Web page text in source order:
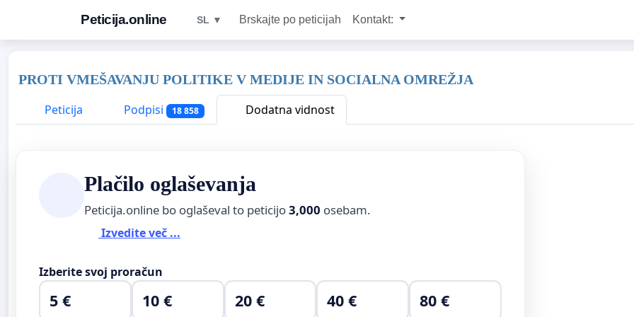
Peticija.online SL ▼ Brskajte po peticijah Kontakt:
PROTI VMEŠAVANJU POLITIKE V MEDIJE IN SOCIALNA OMREŽJA
Peticija
Podpisi 18 858 Dodatna vidnost
Plačilo oglaševanja
Peticija.online bo oglaševal to peticijo3,000 osebam.
Izvedite več ...
Izberite svoj proračun
5 € 10 € 20 € 40 € 80 €